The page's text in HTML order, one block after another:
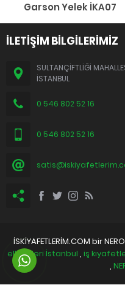
Garson Yelek İKA07
İLETİŞİM BİLGİLERİMİZ
SULTANÇİFTLİĞİ
İSTANBUL
0 546 802 52 16
0 546 802 52 16
İSKİYAFETLERİM.COM bir
elbiseleri İstanbul , iş
,